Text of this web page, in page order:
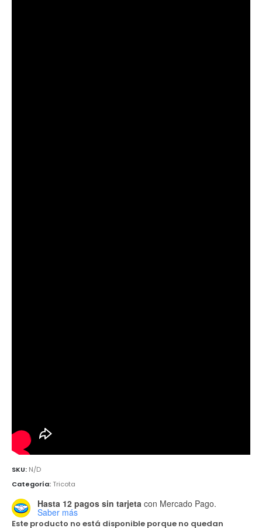
SKU: N/D
Categoría:Tricota
Hasta 12 pagos sin tarjeta con Mercado Pago.
Saber más
Este producto no está disponible porque no quedan